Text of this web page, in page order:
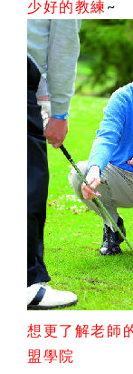
少好的教練 ~
想更了解老師
盟學院